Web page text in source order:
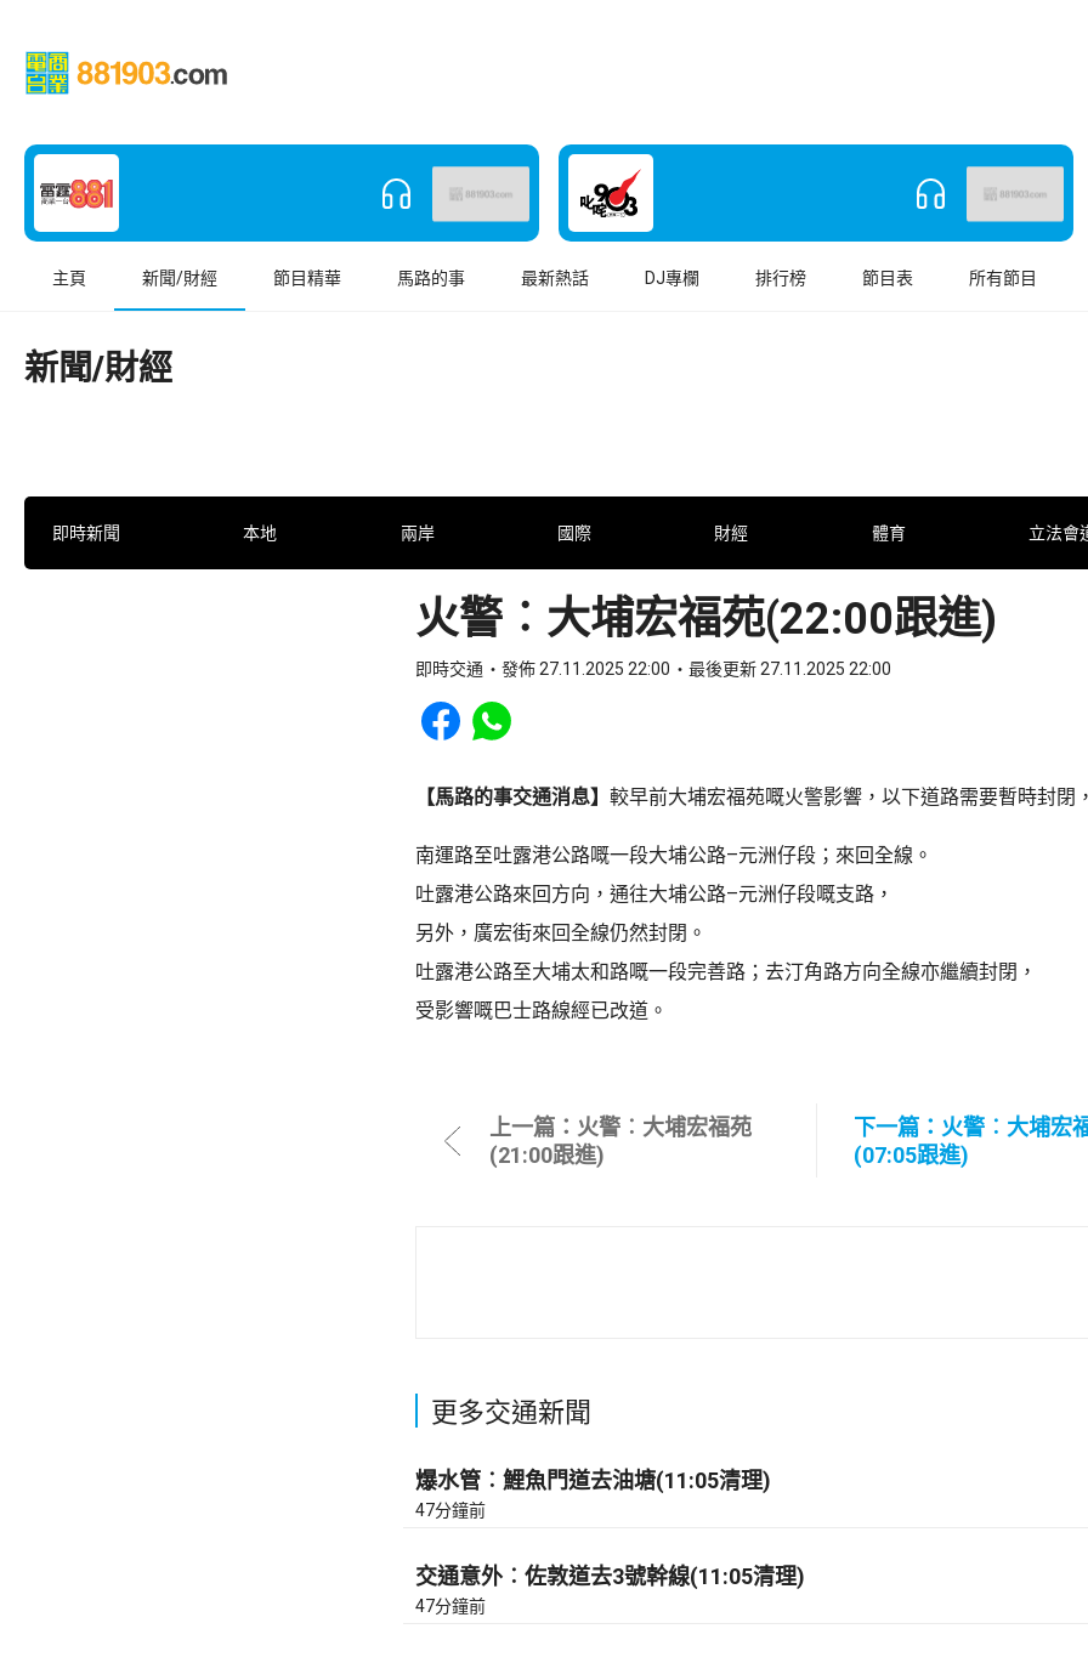
主頁 新聞/財經 節目精華 馬路的事 最新熱話 DJ專欄 排行榜 節目表 所有節目
新聞/財經
即時新聞 本地 兩岸 國際 財經 體育 立法會
火警︰大埔宏福苑(22:00跟進)
即時交通 發佈 27.11.2025 22:00 最後更新 27.11.2025 22:00
Share to Facebook
Share to WhatsApp
【馬路的事交通消息】 較早前大埔宏福苑嘅火警影響，以下道路需要暫時封閉
南運路至吐露港公路嘅一段大埔公路–元洲仔段；來回全線。
吐露港公路來回方向，通往大埔公路–元洲仔段嘅支路，
另外，廣宏街來回全線仍然封閉。
吐露港公路至大埔太和路嘅一段完善路；去汀角路方向全線亦繼續封閉，
受影響嘅巴士路線經已改道。
上一篇：火警︰大埔宏福苑
(21:00跟進)
下一篇：火警︰大埔宏
(07:05跟進)
更多交通新聞
爆水管︰鯉魚門道去油塘(11:05清理)
47分鐘前
交通意外︰佐敦道去3號幹線(11:05清理)
47分鐘前